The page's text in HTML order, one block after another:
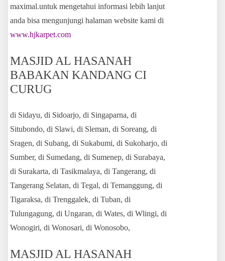
maximal.untuk mengetahui informasi lebih lanjut
anda bisa mengunjungi halaman website kami di
www.hjkarpet.com
MASJID AL HASANAH
BABAKAN KANDANG CI
CURUG
di Sidayu, di Sidoarjo, di Singaparna, di
Situbondo, di Slawi, di Sleman, di Soreang, di
Sragen, di Subang, di Sukabumi, di Sukoharjo, di
Sumber, di Sumedang, di Sumenep, di Surabaya,
di Surakarta, di Tasikmalaya, di Tangerang, di
Tangerang Selatan, di Tegal, di Temanggung, di
Tigaraksa, di Trenggalek, di Tuban, di
Tulungagung, di Ungaran, di Wates, di Wlingi, di
Wonogiri, di Wonosari, di Wonosobo,
MASJID AL HASANAH